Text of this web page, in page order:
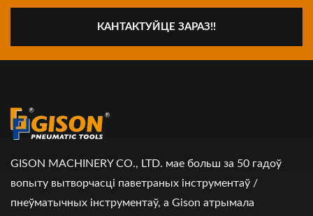
КАНТАКТУЙЦЕ ЗАРАЗ!!
GISON MACHINERY CO., LTD. мае больш за 50 гадоў
вопыту вытворчасці паветраных інструментаў /
пнеўматычных інструментаў, а Gison атрымала